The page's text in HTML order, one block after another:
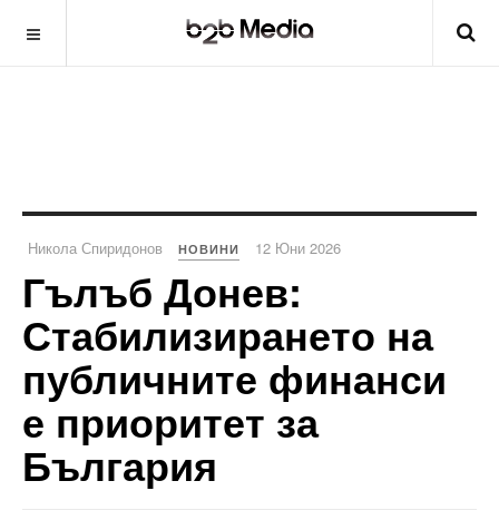
Никола Спиридонов НОВИНИ 12 Юни 2026
Гълъб Донев:
Стабилизирането на
публичните финанси
е приоритет за
България